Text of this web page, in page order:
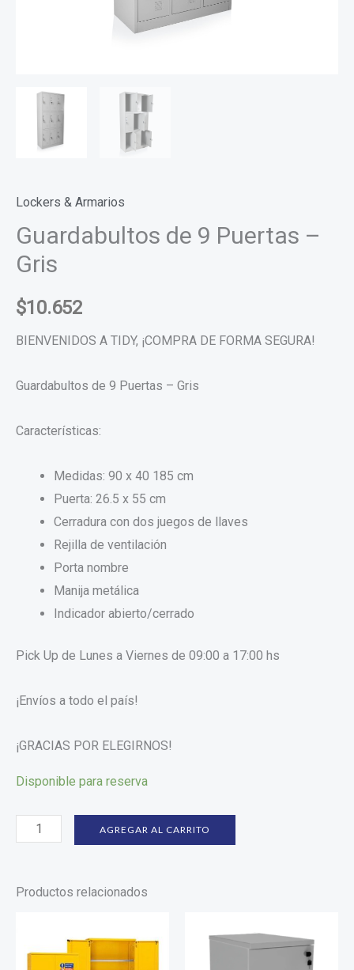
Lockers & Armarios
Guardabultos de 9 Puertas –
Gris
$10.652
BIENVENIDOS A TIDY, ¡COMPRA DE FORMA SEGURA!
Guardabultos de 9 Puertas – Gris
Características:
Medidas: 90 x 40 185 cm
Puerta: 26.5 x 55 cm
Cerradura con dos juegos de llaves
Rejilla de ventilación
Porta nombre
Manija metálica
Indicador abierto/cerrado
Pick Up de Lunes a Viernes de 09:00 a 17:00 hs
¡Envíos a todo el país!
¡GRACIAS POR ELEGIRNOS!
Disponible para reserva
AGREGAR AL CARRITO
Productos relacionados